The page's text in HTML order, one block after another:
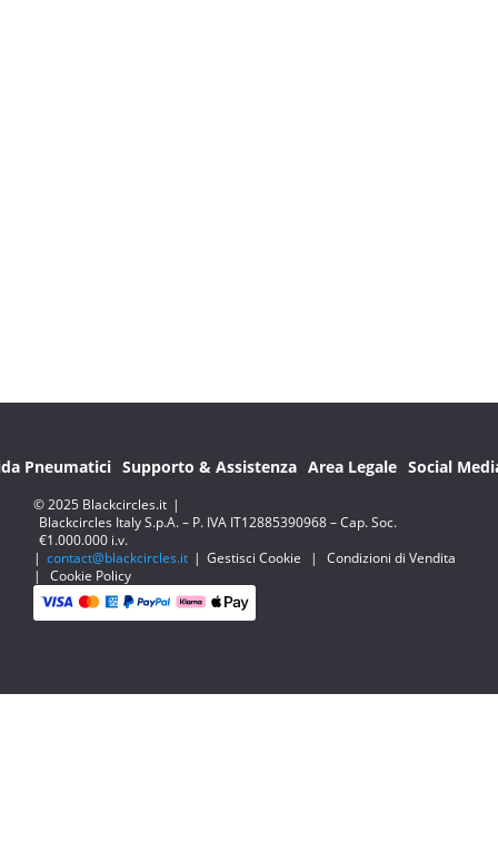
Pneumatici Supporto & Assistenza Area Legale Social
© 2025 Blackcircles.it |
Blackcircles Italy S.p.A. – P. IVA IT12885390968 – Cap. Soc.
€1.000.000 i.v.
| contact@blackcircles.it | Gestisci Cookie |
Condizioni di Vendita
|
Cookie Policy